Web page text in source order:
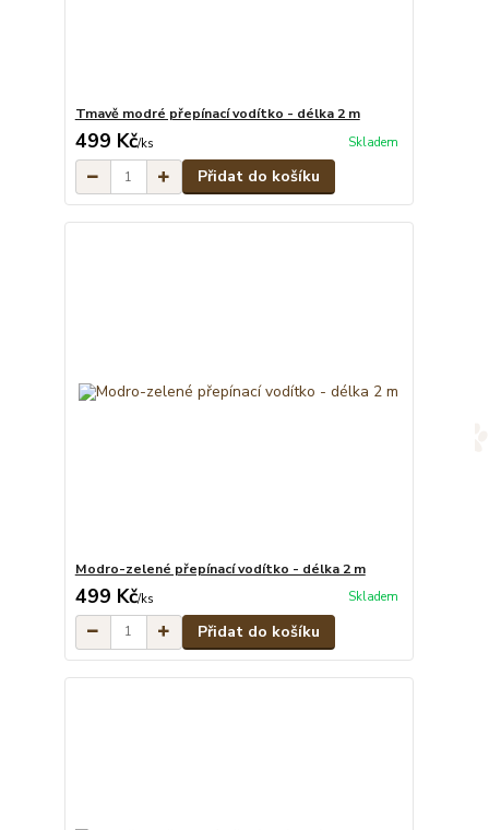
Tmavě modré přepínací vodítko - délka 2 m
499 Kč/ks Skladem
Přidat do košíku
Modro-zelené přepínací vodítko - délka 2 m
499 Kč/ks Skladem
Přidat do košíku